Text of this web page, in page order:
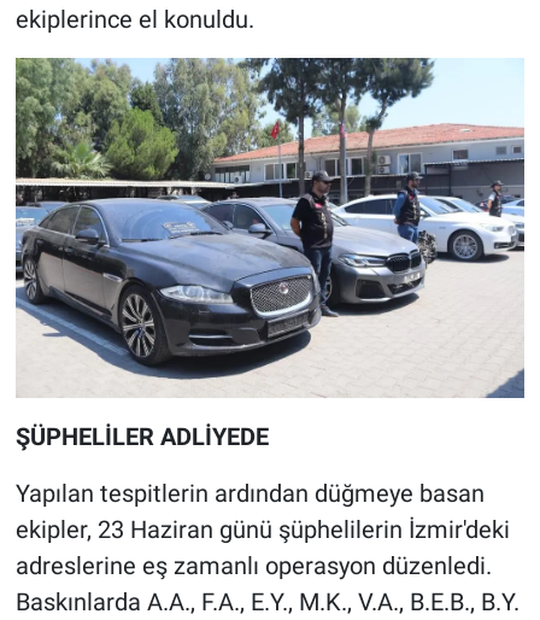
ekiplerince el konuldu.
ŞÜPHELİLER ADLİYEDE
Yapılan tespitlerin ardından düğmeye basan
ekipler, 23 Haziran günü şüphelilerin İzmir'deki
adreslerine eş zamanlı operasyon düzenledi.
Baskınlarda A.A., F.A., E.Y., M.K., V.A., B.E.B., B.Y.